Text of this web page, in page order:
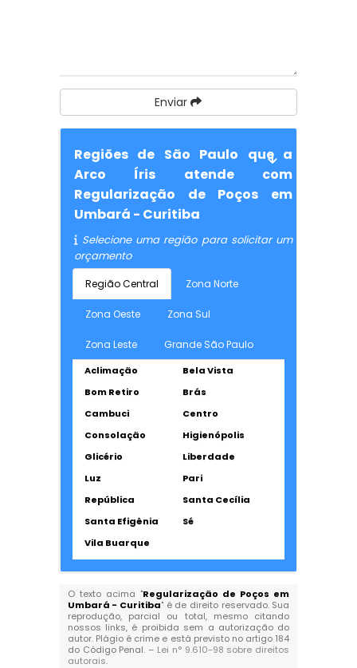
Enviar
Regiões de São Paulo que a
Arco Íris atende com
Regularização de Poços em
Umbará - Curitiba
Selecione uma região para solicitar um
orçamento
Região Central Zona Norte
Zona Oeste Zona Sul
Zona Leste Grande São Paulo
Aclimação
Bela Vista
Bom Retiro
Brás
Cambuci
Centro
Consolação
Higienópolis
Glicério
Liberdade
Luz
Pari
República
Santa Cecília
Santa Efigênia
Sé
Vila Buarque
O texto acima "Regularização de Poços em
Umbará - Curitiba" é de direito reservado. Sua
reprodução, parcial ou total, mesmo citando
nossos links, é proibida sem a autorização do
autor. Plágio é crime e está previsto no artigo 184
do Código Penal. – Lei n° 9.610-98 sobre direitos
autorais.